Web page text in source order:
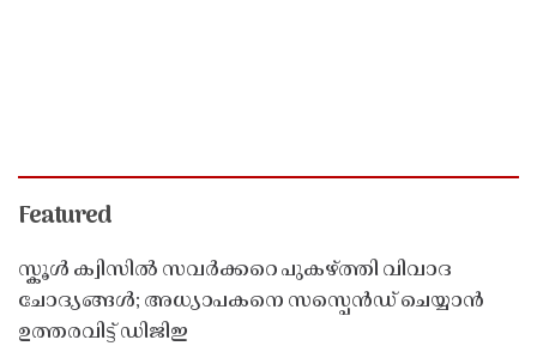
Featured
സ്കൂൾ ക്വിസിൽ സവർക്കറെ പുകഴ്ത്തി വിവാദ
ചോദ്യങ്ങൾ; അധ്യാപകനെ സസ്പെൻഡ് ചെയ്യാൻ
ഉത്തരവിട്ട് ഡിജിഇ